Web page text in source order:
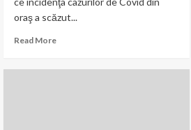
oraş a scăzut...
Read More